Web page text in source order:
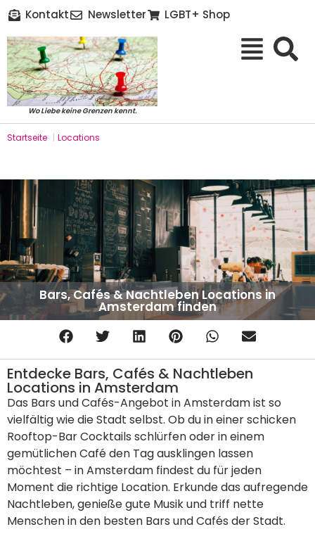
Kontakt Newsletter LGBT+ Shop
Wo Liebe keine Grenzen kennt.
Startseite | Locations
Bars, Cafés & Nachtleben Locations in
Amsterdam finden
Entdecke Bars, Cafés & Nachtleben
Locations in Amsterdam
Das Bars und Cafés-Angebot in Amsterdam ist so
vielfältig wie die Stadt selbst. Ob du in einer schicken
Rooftop-Bar Cocktails schlürfen oder in einem
gemütlichen Café den Tag ausklingen lassen
möchtest – in Amsterdam findest du für jeden
Moment die richtige Location. Erkunde das aufregende
Nachtleben, genieße gute Musik und triff nette
Menschen in den besten Bars und Cafés der Stadt.